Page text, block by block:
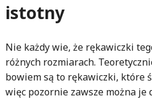
istotny
Nie każdy wie, że rękawiczki
różnych rozmiarach.
bowiem są to rękawiczki, które
więc pozornie zawsze można je